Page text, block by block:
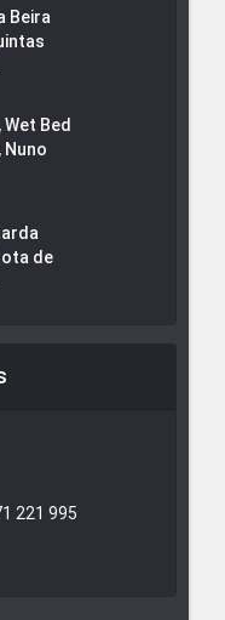
Beira
Bed
Nuno
de
221 995